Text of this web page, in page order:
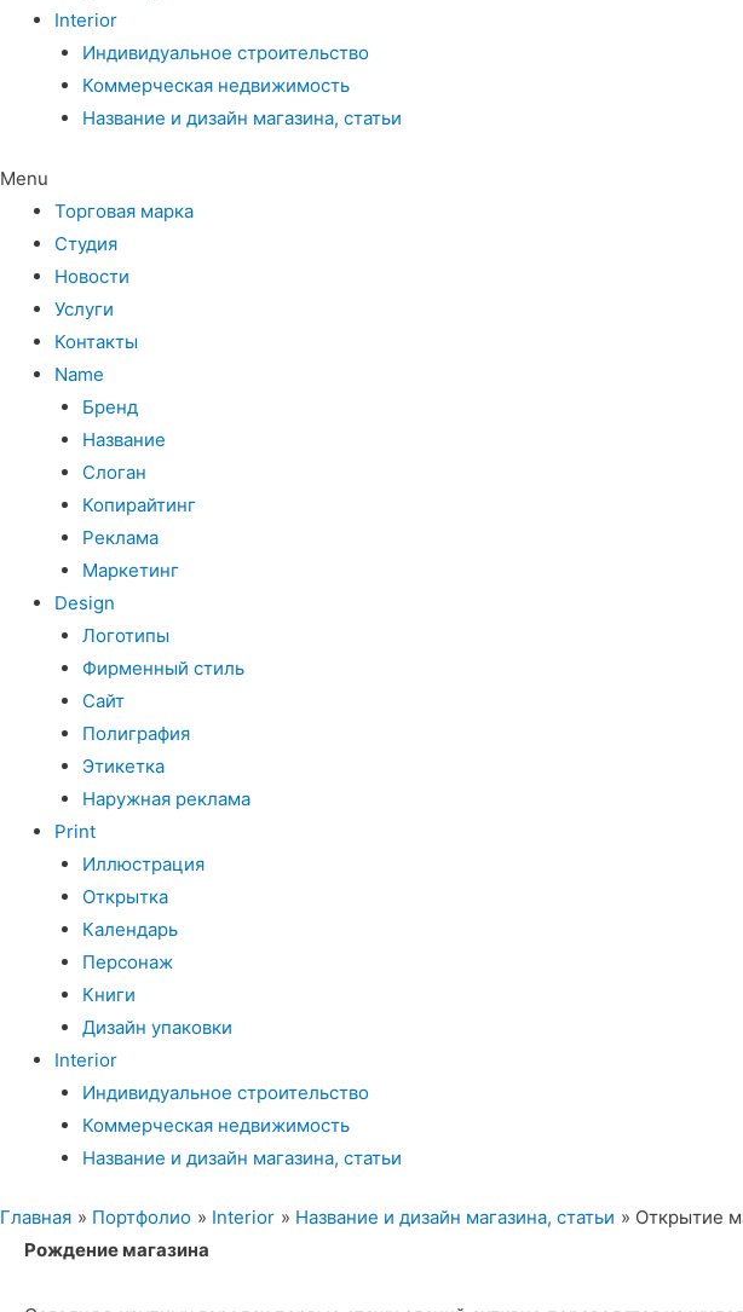
Interior
Индивидуальное строительство
Коммерческая недвижимость
Название и дизайн магазина, статьи
Menu
Торговая марка
Студия
Новости
Услуги
Контакты
Name
Бренд
Название
Слоган
Копирайтинг
Реклама
Маркетинг
Design
Логотипы
Фирменный стиль
Сайт
Полиграфия
Этикетка
Наружная реклама
Print
Иллюстрация
Открытка
Календарь
Персонаж
Книги
Дизайн упаковки
Interior
Индивидуальное строительство
Коммерческая недвижимость
Название и дизайн магазина, статьи
Главная Портфолио Interior Название и дизайн магазина, статьи
Открытие
Рождение магазина